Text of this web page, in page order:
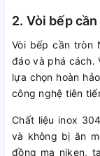
2. Vòi bếp
Vòi bếp cần tròn
đáo và phá cách.
lựa chọn hoàn
công nghệ tiên
Chất liệu inox
và không bị ăn
đồng mạ niken,